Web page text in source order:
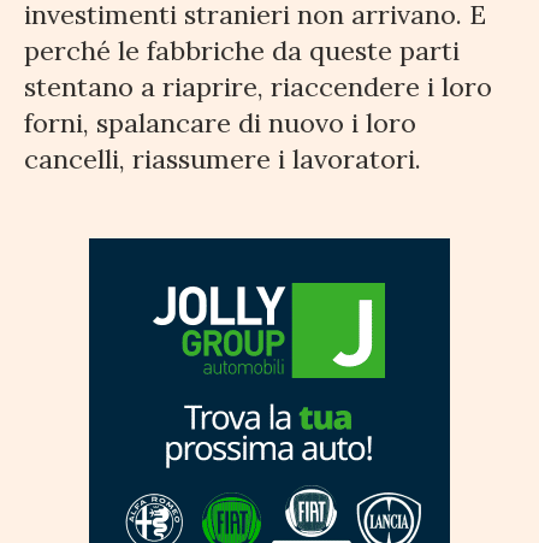
investimenti stranieri non arrivano. E
perché le fabbriche da queste parti
stentano a riaprire, riaccendere i loro
forni, spalancare di nuovo i loro
cancelli, riassumere i lavoratori.